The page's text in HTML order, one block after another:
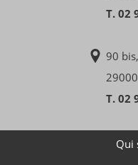
T. 02
90
T. 02
Qui